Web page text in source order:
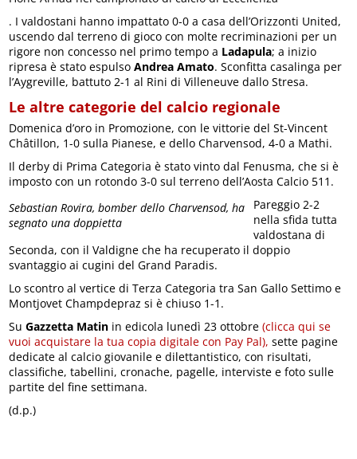
. I valdostani hanno impattato 0-0 a casa dell’Orizzonti United,
uscendo dal terreno di gioco con molte recriminazioni per un
rigore non concesso nel primo tempo a Ladapula; a inizio
ripresa è stato espulsoAndrea Amato. Sconfitta casalinga per
l’Aygreville, battuto 2-1 al Rini di Villeneuve dallo Stresa.
Le altre categorie del calcio regionale
Domenica d’oro in Promozione, con le vittorie del St-Vincent
Châtillon, 1-0 sulla Pianese, e dello Charvensod, 4-0 a Mathi.
Il derby di Prima Categoria è stato vinto dal Fenusma, che si è
imposto con un rotondo 3-0 sul terreno dell’Aosta Calcio 511.
Sebastian Rovira, bomber dello Charvensod, ha
segnato una doppietta
Pareggio 2-2
nella sfida tutta
valdostana di
Seconda, con il Valdigne che ha recuperato il doppio
svantaggio ai cugini del Grand Paradis.
Lo scontro al vertice di Terza Categoria tra San Gallo Settimo e
Montjovet Champdepraz si è chiuso 1-1.
SuGazzetta Matin in edicola lunedì 23 ottobre(clicca qui se
vuoi acquistare la tua copia digitale con Pay Pal), sette pagine
dedicate al calcio giovanile e dilettantistico, con risultati,
classifiche, tabellini, cronache, pagelle, interviste e foto sulle
partite del fine settimana.
(d.p.)